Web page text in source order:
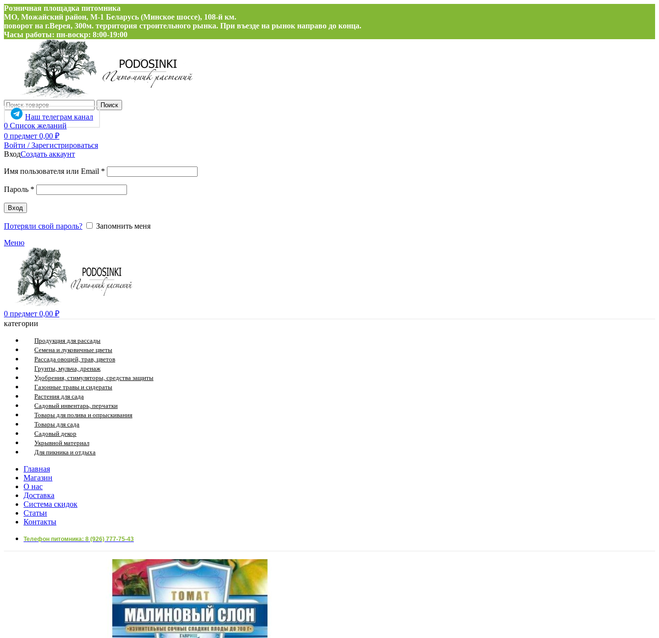
Розничная площадка питомника
МО, Можайский район, М-1 Беларусь (Минское шоссе), 108-й км.
поворот на г.Верея, 300м. территория строительного рынка. При въезде на рынок направо до конца.
Часы работы: пн-воскр: 8:00-19:00
Поиск
Наш телеграм канал
0 Список желаний
0 предмет 0,00 ₽
Войти / Зарегистрироваться
ВходСоздать аккаунт
Имя пользователя или Email *
Пароль *
Вход
Потеряли свой пароль?
Запомнить меня
Меню
0 предмет 0,00 ₽
категории
Продукция для рассады
Семена и луковичные цветы
Рассада овощей, трав, цветов
Грунты, мульча, дренаж
Удобрения, стимуляторы, средства защиты
Газонные травы и сидераты
Растения для сада
Садовый инвентарь, перчатки
Товары для полива и опрыскивания
Товары для сада
Садовый декор
Укрывной материал
Для пикника и отдыха
Главная
Магазин
О нас
Доставка
Система скидок
Статьи
Контакты
Телефон питомника: 8 (926) 777-75-43